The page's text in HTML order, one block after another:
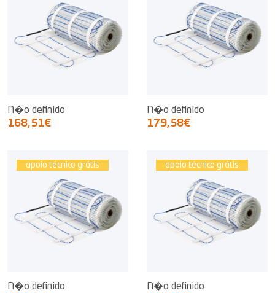
N�o definido
168,51€
N�o definido
179,58€
apoio técnico grátis
N�o definido
apoio técnico grátis
N�o definido